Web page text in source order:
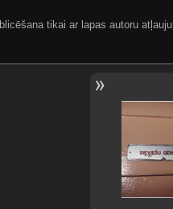
tikai ar lapas autoru atļauju.